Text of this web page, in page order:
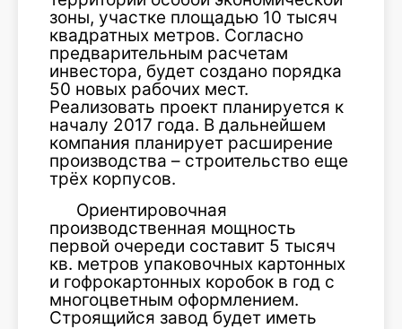
зоны, участке площадью 10 тысяч
квадратных метров. Согласно
предварительным расчетам
инвестора, будет создано порядка
50 новых рабочих мест.
Реализовать проект планируется к
началу 2017 года. В дальнейшем
компания планирует расширение
производства – строительство еще
трёх корпусов.
Ориентировочная
производственная мощность
первой очереди составит 5 тысяч
кв. метров упаковочных картонных
и гофрокартонных коробок в год с
многоцветным оформлением.
Строящийся завод будет иметь